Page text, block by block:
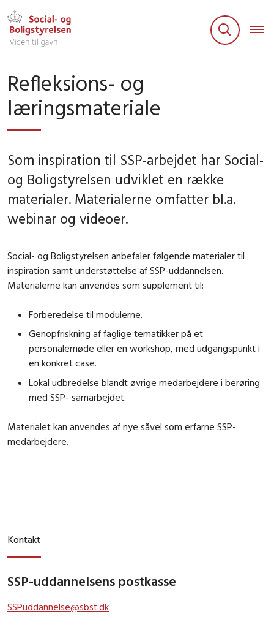
Refleksions- og
læringsmateriale
Som inspiration til SSP-arbejdet har Social-
og Boligstyrelsen udviklet en række
materialer. Materialerne omfatter bl.a.
webinar og videoer.
Social- og Boligstyrelsen anbefaler følgende materialer til
inspiration samt understøttelse af SSP-uddannelsen.
Materialerne kan anvendes som supplement til:
Forberedelse til modulerne.
Genopfriskning af faglige tematikker på et
personalemøde eller en workshop, med udgangspunkt i
en konkret case.
Lokal udbredelse blandt øvrige medarbejdere i berøring
med SSP- samarbejdet.
Materialet kan anvendes af nye såvel som erfarne SSP-
medarbejdere.
Kontakt
SSP-uddannelsens postkasse
SSPuddannelse@sbst.dk